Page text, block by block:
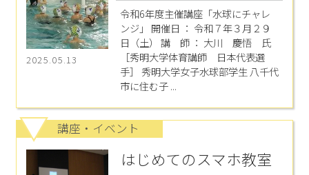
2025.05.13
令和6年度主催講座「水球にチャレ
ンジ」 開催日 ： 令和７年３月２９
日（土） 講 師 ： 大川 慶悟 氏
［秀明大学体育講師 日本代表選
手］ 秀明大学女子水球部学生 八千代
市に住む子 ...
講座・イベント
はじめてのスマホ教室